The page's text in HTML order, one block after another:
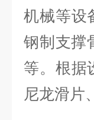
机械等设
钢制支撑
等。根据
尼龙滑片